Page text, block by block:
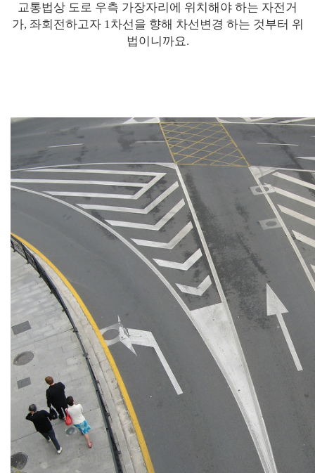
교통법상 도로 우측 가장자리에 위치해야 하는 자전거
가, 좌회전하고자 1차선을 향해 차선변경 하는 것부터 위
법이니까요.